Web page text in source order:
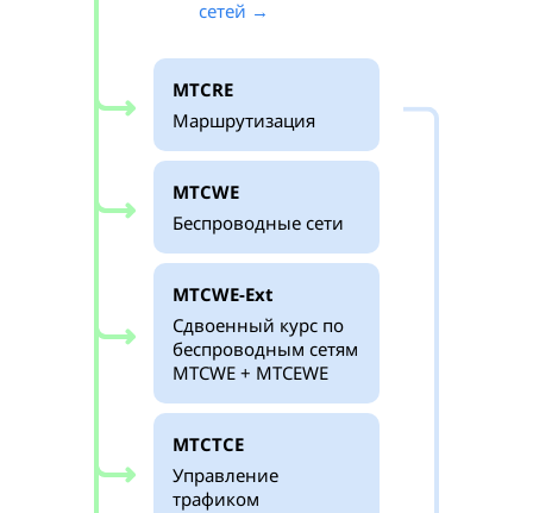
сетей →
MTCRE
Маршрутизация
MTCWE
Беспроводные сети
MTCWE-Ext
Сдвоенный курс по
беспроводным сетям
MTCWE + MTCEWE
MTCTCE
Управление
трафиком